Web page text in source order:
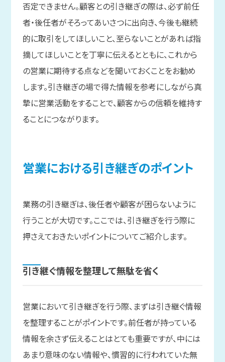
否定できません。顧客との引き継ぎの際は、必ず前任
者・後任者がそろってあいさつに出向き、今後も継続
的に取引をしてほしいこと、至らないことがあれば指
摘してほしいことを丁寧に伝えるとともに、これから
の営業に期待する点などを聞いておくことをお勧め
します。引き継ぎの場で得た情報を参考にしながら真
摯に営業活動をすることで、顧客からの信頼を維持す
ることにつながります。
営業における引き継ぎのポイント
業務の引き継ぎは、後任者や顧客が困らないように
行うことが大切です。ここでは、引き継ぎを行う際に
押さえておきたいポイントについてご紹介します。
引き継ぐ情報を整理して無駄を省く
営業において引き継ぎを行う際、まずは引き継ぐ情報
を整理することがポイントです。前任者が持っている
情報を余さず伝えることはとても重要ですが、中には
あまり意味のない情報や、慣習的に行われていた無